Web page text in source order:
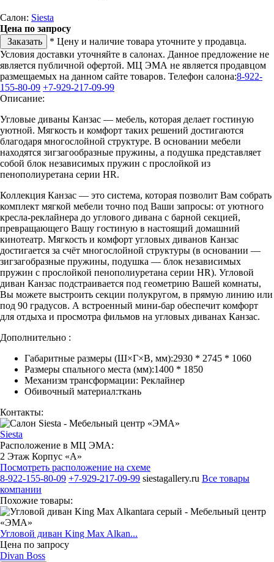
Салон: Siesta
Цена по запросу
Заказать
* Цену и наличие товара уточните у продавца.
Условия доставки уточняйте в салонах. Данное предложение не
является публичной офертой. МЦ ЭМА не является продавцом
размещаемых на данном сайте товаров. Телефон салона:8-922-
155-80-09 +7-929-217-09-99
Описание:
Угловые диваны Канзас — мебель, которая делает гостиную
уютной. Мягкость и комфорт таких решений достигаются
благодаря многослойной структуре. В основании мебели
находятся зигзагообразные пружины, а подушка представляет
собой блок независимых пружин с прослойкой из
пенополиуретана серии HR.
Коллекция Канзас — это система, которая позволит Вам собрать
комплект мягкой мебели точно под Ваши запросы: от уютного
кресла-реклайнера до углового дивана с барной секцией,
превращающего Вашу гостиную в настоящий домашний
кинотеатр. Мягкость и комфорт угловых диванов Канзас
достигается за счёт многослойной структуры (в основании —
зигзагобразные пружины, подушка — блок независимых
пружин с прослойкой пенополиуретана серии HR). Угловой
диван Канзас подстраивается под геометрию Вашей комнаты,
Вы можете выстроить секции полукругом, в прямую линию или
под 90 градусов. А встроенный мини-бар обеспечит комфорт
для отдыха и просмотра фильмов на угловых диванах Канзас.
Дополнительно :
Габаритные размеры (Ш×Г×В, мм):2930 * 2745 * 1060
Размеры спального места (мм):1400 * 1850
Механизм трансформации: Реклайнер
Обивочный материал:ткань
Контакты:
Siesta
Расположение в МЦ ЭМА:
2 Этаж Корпус «А»
Посмотреть расположение на схеме
8-922-155-80-09 +7-929-217-09-99 siestagallery.ru Все товары
компании
Похожие товары:
Угловой диван King Max Alkan...
Цена по запросу
Divan Boss